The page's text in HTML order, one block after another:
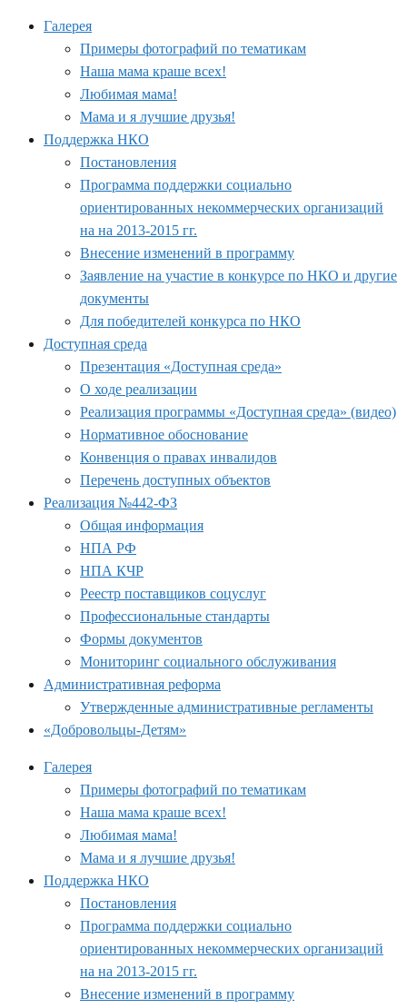
Галерея
Примеры фотографий по тематикам
Наша мама краше всех!
Любимая мама!
Мама и я лучшие друзья!
Поддержка НКО
Постановления
Программа поддержки социально
ориентированных некоммерческих организаций
на на 2013-2015 гг.
Внесение изменений в программу
Заявление на участие в конкурсе по НКО и другие
документы
Для победителей конкурса по НКО
Доступная среда
Презентация «Доступная среда»
О ходе реализации
Реализация программы «Доступная среда» (видео)
Нормативное обоснование
Конвенция о правах инвалидов
Перечень доступных объектов
Реализация №442-ФЗ
Общая информация
НПА РФ
НПА КЧР
Реестр поставщиков соцуслуг
Профессиональные стандарты
Формы документов
Мониторинг социального обслуживания
Административная реформа
Утвержденные административные регламенты
«Добровольцы-Детям»
Галерея
Примеры фотографий по тематикам
Наша мама краше всех!
Любимая мама!
Мама и я лучшие друзья!
Поддержка НКО
Постановления
Программа поддержки социально
ориентированных некоммерческих организаций
на на 2013-2015 гг.
Внесение изменений в программу